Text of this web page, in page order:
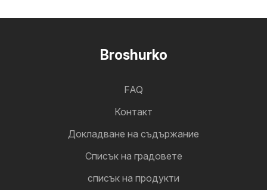
Broshurko
FAQ
Контакт
Докладване на съдържание
Cписък на градовете
списък на продукти